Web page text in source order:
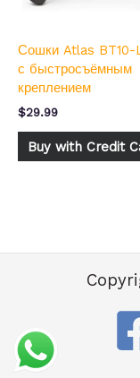
Сошки Atlas BT10-
с быстросъёмным
креплением
$29.99
Buy with Credit